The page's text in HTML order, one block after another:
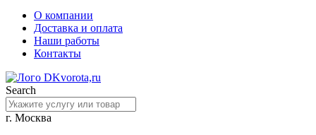
О компании
Доставка и оплата
Наши работы
Контакты
Search
г. Москва